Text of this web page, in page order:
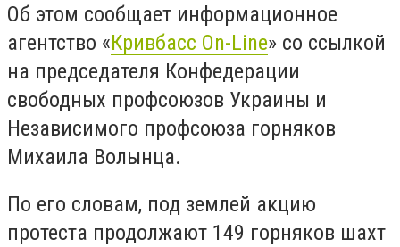
Об этом сообщает информационное
агентство «Кривбасс On-Line» со ссылкой
на председателя Конфедерации
свободных профсоюзов Украины и
Независимого профсоюза горняков
Михаила Волынца.
По его словам, под землей акцию
протеста продолжают 149 горняков шахт